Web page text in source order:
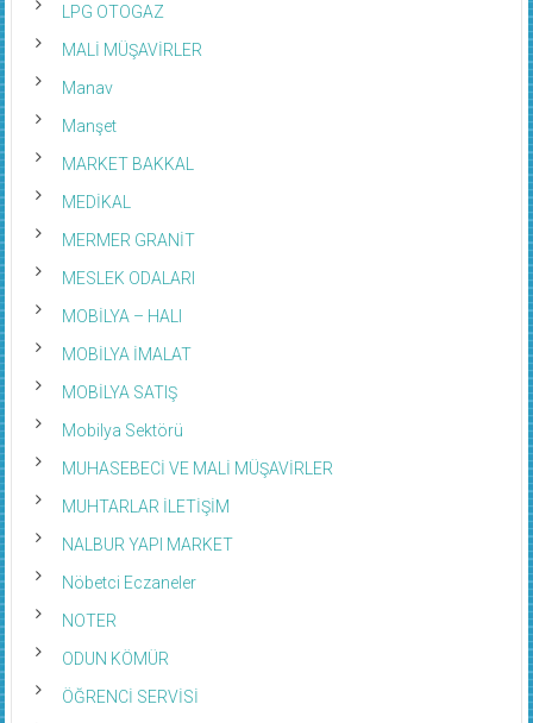
LPG OTOGAZ
MALİ MÜŞAVİRLER
Manav
Manşet
MARKET BAKKAL
MEDİKAL
MERMER GRANİT
MESLEK ODALARI
MOBİLYA – HALI
MOBİLYA İMALAT
MOBİLYA SATIŞ
Mobilya Sektörü
MUHASEBECİ VE MALİ MÜŞAVİRLER
MUHTARLAR İLETİŞİM
NALBUR YAPI MARKET
Nöbetci Eczaneler
NOTER
ODUN KÖMÜR
ÖĞRENCİ SERVİSİ